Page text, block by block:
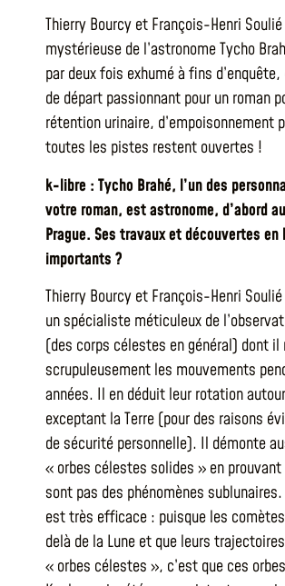
Thierry Bourcy et François-Henri
mystérieuse de l’astronome Tycho
par deux fois exhumé à fins
de départ passionnant pour un roman
rétention urinaire, d’empoisonnement
toutes les pistes restent ouvertes !
k-libre : Tycho Brahé, l’un des
votre roman, est astronome, d’abord
Prague. Ses travaux et découvertes
importants ?
Thierry Bourcy et François-Henri
un spécialiste méticuleux de
(des corps célestes en général) dont il
scrupuleusement les mouvements
années. Il en déduit leur rotation
exceptant la Terre (pour des raisons
de sécurité personnelle). Il démonte
« orbes célestes solides » en
sont pas des phénomènes
est très efficace : puisque les
delà de la Lune et que leurs
« orbes célestes », c’est que ces